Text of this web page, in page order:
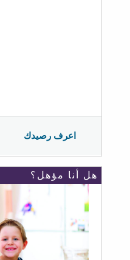
اعرف رصيدك
هل أنا مؤهل؟